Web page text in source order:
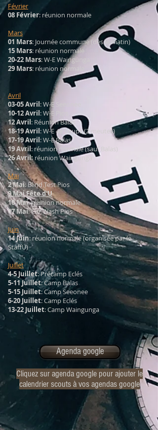
Février
08 Février: réunion normale
Mars
01 Mars: Journée commune (dès le matin)
15 Mars: réunion normale
20-22 Mars: W-E Waingunga
29 Mars: réunion normale
Avril
03-05 Avril: W-E Seeonee
10-12 Avril: W-E Pios
12 Avril: Réunion Balas
18-19 Avril: W-E 4e Loups (2 meutes)
17-19 Avril: W-E Balas
19 Avril: réunion normale (sauf Balas)
26 Avril:réunion Waingunga
Mai
2 Mai: Blind Test Pios
9 MaiFête d'U
10 Mai: réunion normale
17 Mai: Car Wash Pios
Juin
14 Juin: réunion normale (organisée par le
StaffU)
Juillet
4-5 Juillet: Précamp Eclés
5-11 Juillet: Camp Balas
5-15 Juillet: Camp Seeonee
6-20 Juillet: Camp Eclés
13-22 Juillet: Camp Waingunga
Agenda google
Cliquez sur agenda google pour ajouter le
calendrier scouts à vos agendas google